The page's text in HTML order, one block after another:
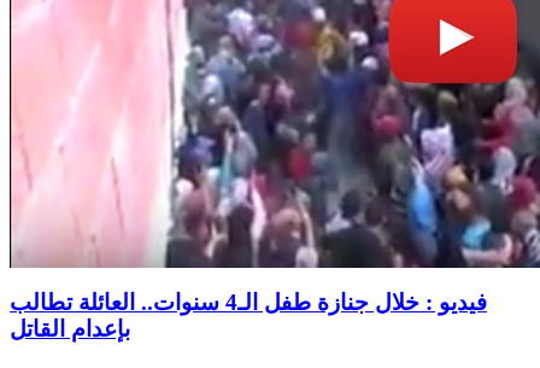
فيديو : خلال جنازة طفل الـ4 سنوات.. العائلة تطالب
بإعدام القاتل